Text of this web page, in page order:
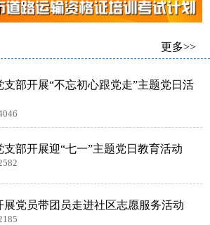
更多>>
支部开展“不忘初心跟党走”主题党日活
支部开展迎“七一”主题党日教育活动
展党员带团员走进社区志愿服务活动